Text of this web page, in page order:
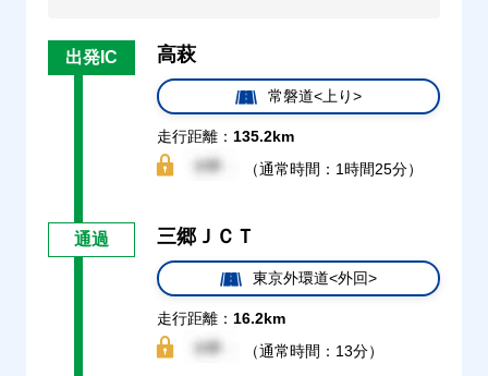
出発IC 高萩
常磐道<上り>
走行距離： 135.2km
（通常時間：1時間25分）
通過 三郷ＪＣＴ
東京外環道<外回>
走行距離： 16.2km
（通常時間：13分）